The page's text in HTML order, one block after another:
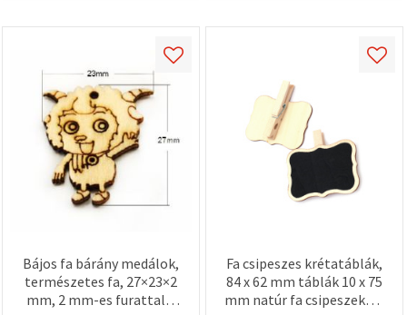
Bájos fa bárány medálok,
természetes fa, 27×23×2
mm, 2 mm-es furattal –
Fa csipeszes krétatáblák,
84 x 62 mm táblák 10 x 75
mm natúr fa csipeszekkel